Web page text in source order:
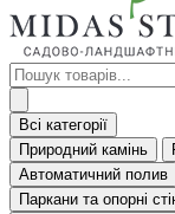
Всі категорії
Природний камінь
Автоматичний полив
Паркани та опорні